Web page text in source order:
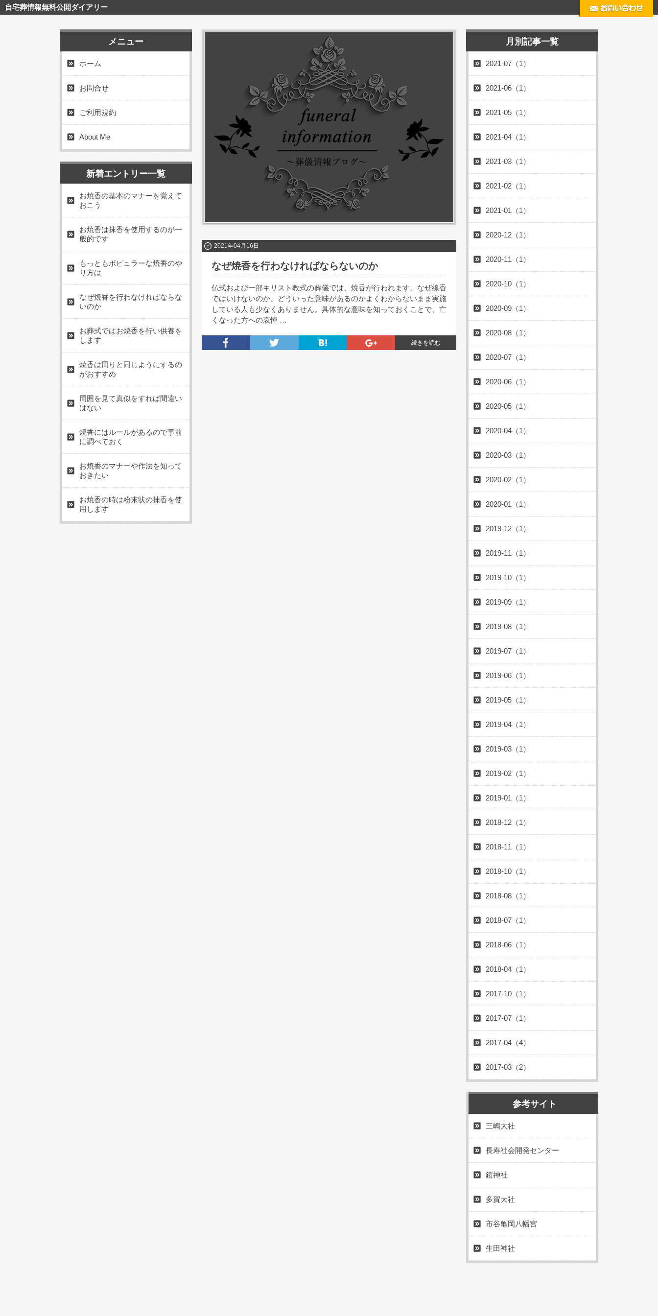
自宅葬情報無料公開ダイアリー
2021年04月16日
なぜ焼香を行わなければならないのか
仏式および一部キリスト教式の葬儀では、焼香が行われます。なぜ線香
ではいけないのか、どういった意味があるのかよくわからないまま実施
している人も少なくありません。具体的な意味を知っておくことで、亡
くなった方への哀悼 …
続きを読む
メニュー
ホーム
お問合せ
ご利用規約
About Me
新着エントリー一覧
お焼香の基本のマナーを覚えて
おこう
お焼香は抹香を使用するのが一
般的です
もっともポピュラーな焼香のや
り方は
なぜ焼香を行わなければならな
いのか
お葬式ではお焼香を行い供養を
します
焼香は周りと同じようにするの
がおすすめ
周囲を見て真似をすれば間違い
はない
焼香にはルールがあるので事前
に調べておく
お焼香のマナーや作法を知って
おきたい
お焼香の時は粉末状の抹香を使
用します
月別記事一覧
2021-07（1）
2021-06（1）
2021-05（1）
2021-04（1）
2021-03（1）
2021-02（1）
2021-01（1）
2020-12（1）
2020-11（1）
2020-10（1）
2020-09（1）
2020-08（1）
2020-07（1）
2020-06（1）
2020-05（1）
2020-04（1）
2020-03（1）
2020-02（1）
2020-01（1）
2019-12（1）
2019-11（1）
2019-10（1）
2019-09（1）
2019-08（1）
2019-07（1）
2019-06（1）
2019-05（1）
2019-04（1）
2019-03（1）
2019-02（1）
2019-01（1）
2018-12（1）
2018-11（1）
2018-10（1）
2018-08（1）
2018-07（1）
2018-06（1）
2018-04（1）
2017-10（1）
2017-07（1）
2017-04（4）
2017-03（2）
参考サイト
三嶋大社
長寿社会開発センター
鎧神社
多賀大社
市谷亀岡八幡宮
生田神社